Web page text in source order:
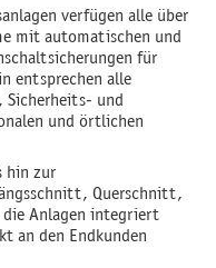
verfügen alle über
mit automatischen und
für
entsprechen alle
und
und örtlichen
hin zur
Querschnitt,
die Anlagen integriert
an den Endkunden